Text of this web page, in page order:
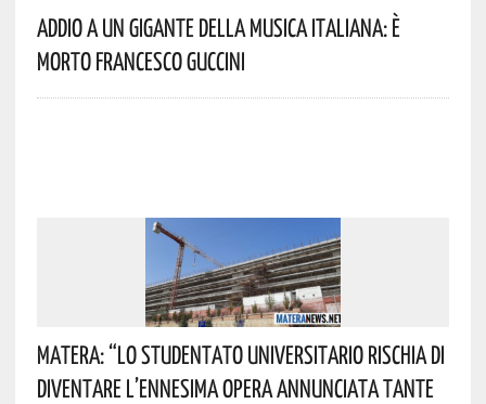
Addio A Un Gigante Della Musica Italiana: È
Morto Francesco Guccini
Matera: “Lo Studentato Universitario Rischia Di
Diventare L’ennesima Opera Annunciata Tante